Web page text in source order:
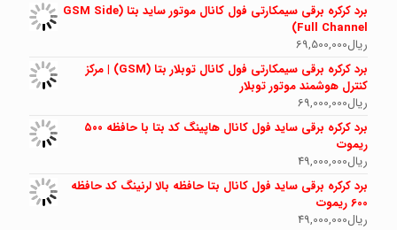
برد کرکره برقی سیمکارتی فول کانال موتور ساید بتا (GSM Side
Full Channel)
ریال69,500,000
برد کرکره برقی سیمکارتی فول کانال توبلار بتا (GSM) | مرکز
کنترل هوشمند موتور توبلار
ریال69,000,000
برد کرکره برقی ساید فول کانال هاپینگ کد بتا با حافظه ۵۰۰
ریموت
ریال49,000,000
برد کرکره برقی ساید فول کانال بتا حافظه بالا لرنینگ کد حافظه
600 ریموت
ریال49,000,000